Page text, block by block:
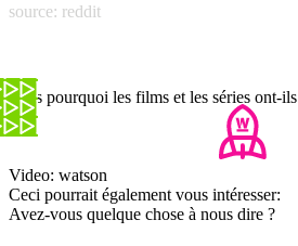
source: reddit
Mais pourquoi les films et les séries ont-
Video: watson
Ceci pourrait également vous intéresser:
Avez-vous quelque chose à nous dire ?